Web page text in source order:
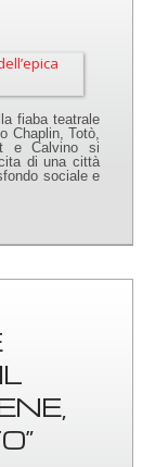
fiaba teatrale
Chaplin, Totò,
e Calvino si
di una città
sociale e